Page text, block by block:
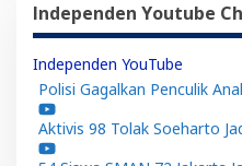
Independen Youtube
Independen YouTube
Polisi Gagalkan Penculik
Aktivis 98 Tolak Soeharto